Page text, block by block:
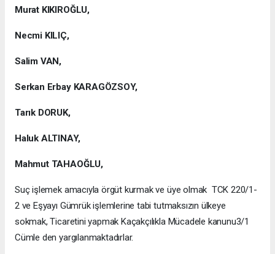
Murat KIKIROĞLU,
Necmi KILIÇ,
Salim VAN,
Serkan Erbay KARAGÖZSOY,
Tarık DORUK,
Haluk ALTINAY,
Mahmut TAHAOĞLU,
Suç işlemek amacıyla örgüt kurmak ve üye olmak TCK 220/1-
2 ve Eşyayı Gümrük işlemlerine tabi tutmaksızın ülkeye
sokmak, Ticaretini yapmak Kaçakçılıkla Mücadele kanunu3/1
Cümle den yargılanmaktadırlar.